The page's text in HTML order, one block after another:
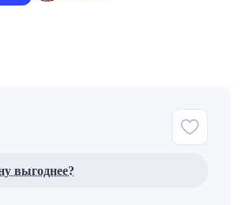
выгоднее?